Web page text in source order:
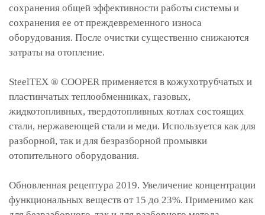
сохранения общей эффективности работы системы и
сохранения ее от преждевременного износа
оборудования. После очистки существенно снижаются
затраты на отопление.
SteelTEX ® COOPER применяется в кожухотрубчатых и
пластинчатых теплообменниках, газовых,
жидкотопливных, твердотопливных котлах состоящих
стали, нержавеющей стали и меди. Используется как для
разборной, так и для безразборной промывки
отопительного оборудования.
Обновленная рецептура 2019. Увеличение концентрации
функциональных веществ от 15 до 23%. Применимо как